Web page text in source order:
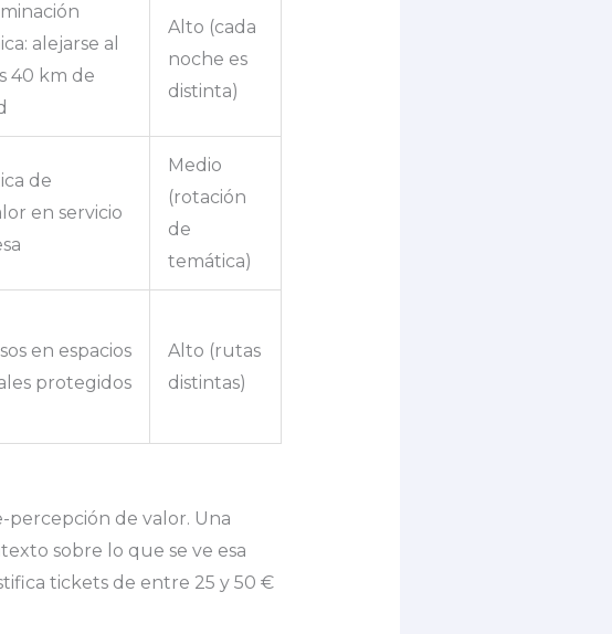
alejarse al
40 km de
Alto (cada
noche es
distinta)
de
en servicio
Medio
(rotación
de
temática)
en espacios
protegidos
Alto (rutas
distintas)
percepción de valor. Una
sobre lo que se ve esa
tickets de entre 25 y 50 €